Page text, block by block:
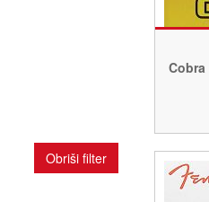
Obriši filter